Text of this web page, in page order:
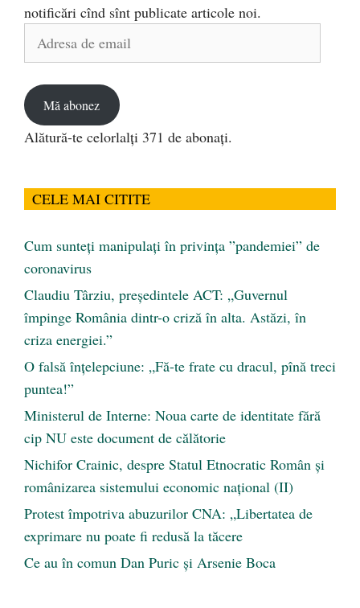
notificări cînd sînt publicate articole noi.
Adresa
Mă abonez
Alătură-te celorlalți 371 de abonați.
CELE MAI CITITE
Cum sunteți manipulați în privința ”pandemiei” de
coronavirus
Claudiu Târziu, președintele ACT: „Guvernul
împinge România dintr-o criză în alta. Astăzi, în
criza energiei.”
O falsă înțelepciune: „Fă-te frate cu dracul, pînă treci
puntea!”
Ministerul de Interne: Noua carte de identitate fără
cip NU este document de călătorie
Nichifor Crainic, despre Statul Etnocratic Român şi
românizarea sistemului economic naţional (II)
Protest împotriva abuzurilor CNA: „Libertatea de
exprimare nu poate fi redusă la tăcere
Ce au în comun Dan Puric şi Arsenie Boca